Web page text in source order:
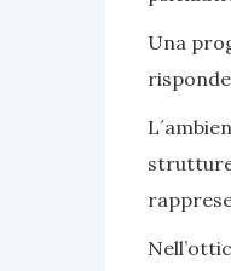
Una